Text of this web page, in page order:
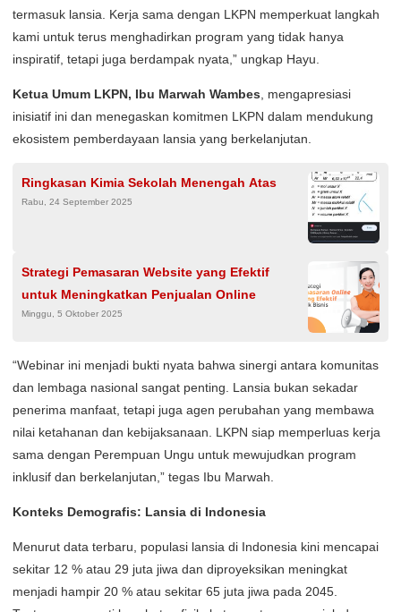
termasuk lansia. Kerja sama dengan LKPN memperkuat langkah
kami untuk terus menghadirkan program yang tidak hanya
inspiratif, tetapi juga berdampak nyata,” ungkap Hayu.
Ketua Umum LKPN, Ibu Marwah Wambes , mengapresiasi
inisiatif ini dan menegaskan komitmen LKPN dalam mendukung
ekosistem pemberdayaan lansia yang berkelanjutan.
Ringkasan Kimia Sekolah Menengah Atas
Rabu, 24 September 2025
Strategi Pemasaran Website yang Efektif
untuk Meningkatkan Penjualan Online
Minggu, 5 Oktober 2025
“Webinar ini menjadi bukti nyata bahwa sinergi antara komunitas
dan lembaga nasional sangat penting. Lansia bukan sekadar
penerima manfaat, tetapi juga agen perubahan yang membawa
nilai ketahanan dan kebijaksanaan. LKPN siap memperluas kerja
sama dengan Perempuan Ungu untuk mewujudkan program
inklusif dan berkelanjutan,” tegas Ibu Marwah.
Konteks Demografis: Lansia di Indonesia
Menurut data terbaru, populasi lansia di Indonesia kini mencapai
sekitar 12 % atau 29 juta jiwa dan diproyeksikan meningkat
menjadi hampir 20 % atau sekitar 65 juta jiwa pada 2045.